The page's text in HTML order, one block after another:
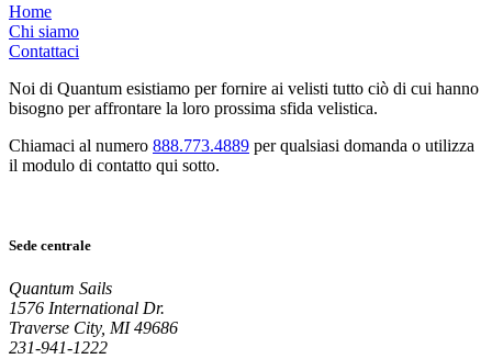
Home
Chi siamo
Contattaci
Noi di Quantum esistiamo per fornire ai velisti tutto ciò di cui hanno
bisogno per affrontare la loro prossima sfida velistica.
Chiamaci al numero 888.773.4889 per qualsiasi domanda o utilizza
il modulo di contatto qui sotto.
Sede centrale
Quantum Sails
1576 International Dr.
Traverse City, MI 49686
231-941-1222